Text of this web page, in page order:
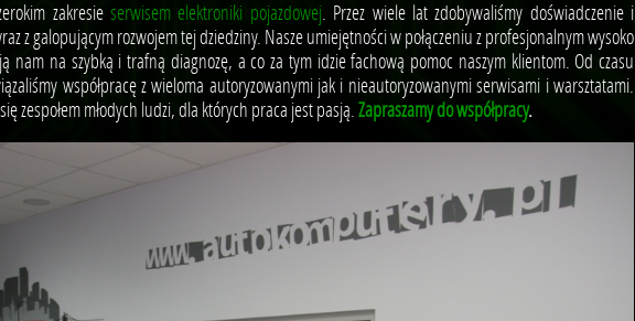
zakresie serwisem elektroniki pojazdowej. Przez wiele lat zdobywaliśmy doświadczenie i
z galopującym rozwojem tej dziedziny. Nasze umiejętności w połączeniu z profesjonalnym wysoko
nam na szybką i trafną diagnozę, a co za tym idzie fachową pomoc naszym klientom. Od czasu
współpracę z wieloma autoryzowanymi jak i nieautoryzowanymi serwisami i warsztatami.
zespołem młodych ludzi, dla których praca jest pasją.Zapraszamy do współpracy.